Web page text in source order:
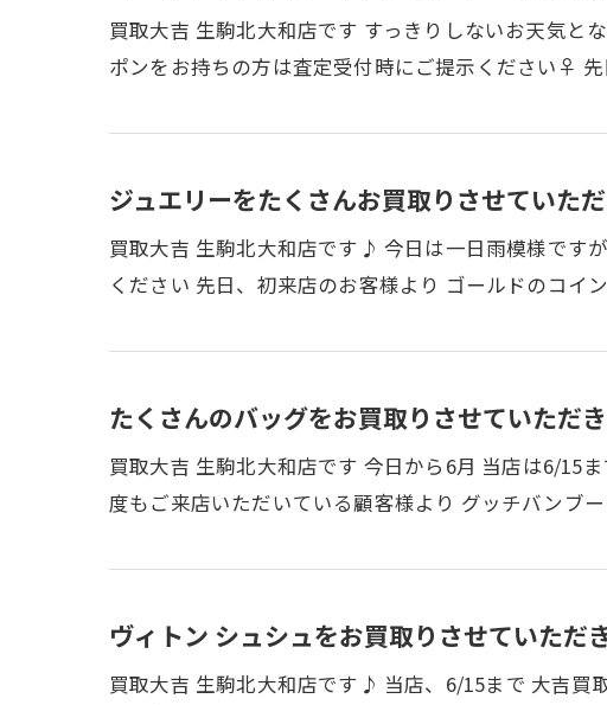
買取大吉 生駒北大和店です すっきりしないお天気と
ポンをお持ちの方は査定受付時にご提示ください♀
ジュエリーをたくさんお買取りさせていた
買取大吉 生駒北大和店です♪ 今日は一日雨模様です
ください 先日、初来店のお客様より ゴールドのコイ
たくさんのバッグをお買取りさせていただ
買取大吉 生駒北大和店です 今日から6月 当店は6/15
度もご来店いただいている顧客様より グッチバンブ
ヴィトン シュシュをお買取りさせていただ
買取大吉 生駒北大和店です♪ 当店、6/15まで 大吉買